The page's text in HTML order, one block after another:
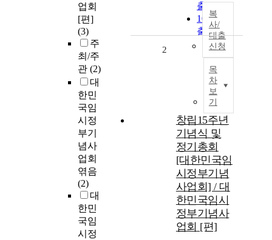
업회
[편]
(3)
주
최/주
관 (2)
대
한민
국임
시정
부기
념사
업회
엮음
(2)
대
한민
국임
시정
출력
100개씩
출력
복
사/
대출
신청
목
차
보
기
2
창립15주년
기념식 및
정기총회
[대한민국임
시정부기념
사업회] / 대
한민국임시
정부기념사
업회 [편]